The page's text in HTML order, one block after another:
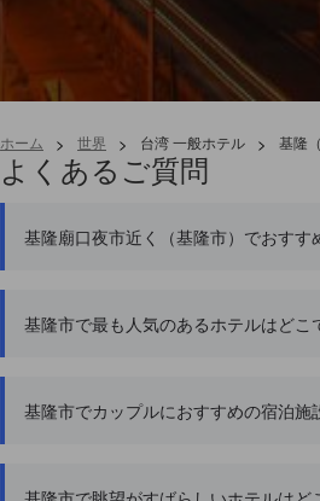
ホーム > 世界 > 台湾 一般ホテル > 基隆
よくあるご質問
基隆廟口夜市近く（基隆市）でおすす
基隆市で最も人気のあるホテルはどこ
基隆市でカップルにおすすめの宿泊施